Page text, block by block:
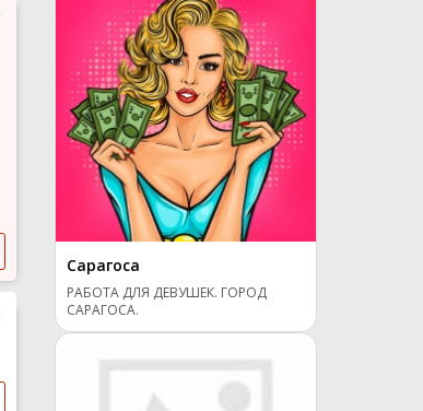
Сарагоса
РАБОТА ДЛЯ ДЕВУШЕК. ГОРОД
САРАГОСА.